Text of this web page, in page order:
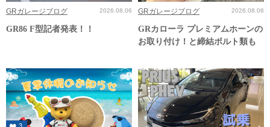
GRガレージブログ 2026.08.06
GR86 F型記者発表！！
GRガレージブログ 2026.08.06
GRカローラ プレミアムホーンの
お取り付け！と締結ボルト類も